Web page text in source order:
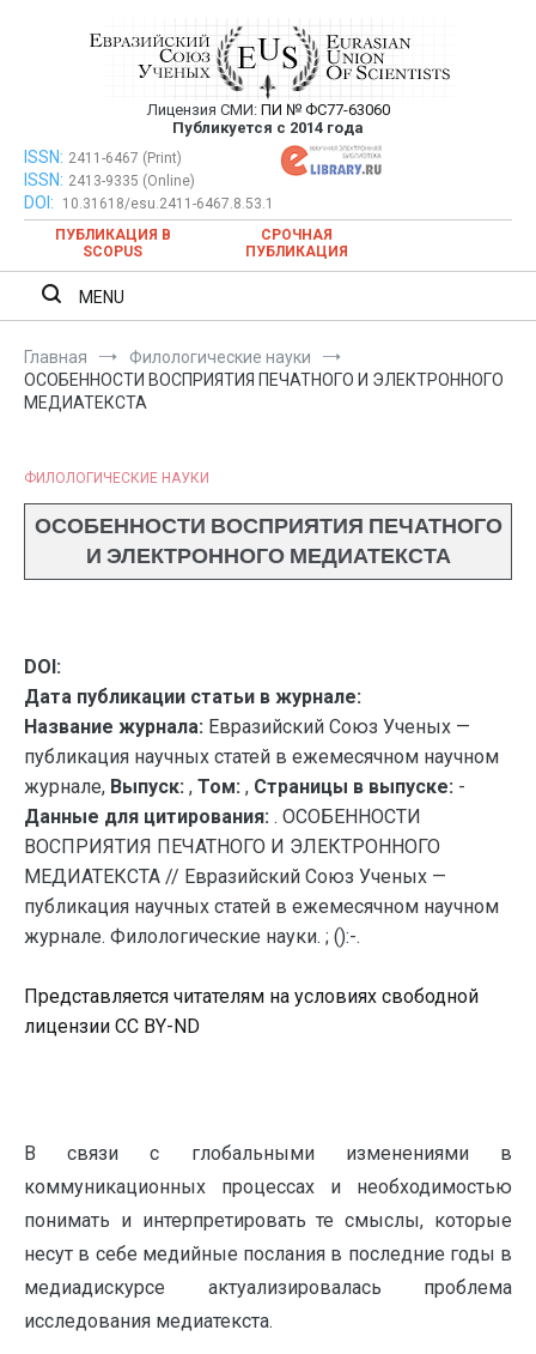
Евразийский Союз Ученых —
публикация научных статей в
ежемесячном научном журнале
Лицензия СМИ: ПИ № ФС77-63060
Публикуется с 2014 года
Евразийский Союз Ученых — публикация научных статей в
ежемесячном научном журнале
ISSN: 2411-6467 (Print)
ISSN: 2413-9335 (Online)
DOI:
10.31618/esu.2411-6467.8.53.1
ПУБЛИКАЦИЯ В
SCOPUS
СРОЧНАЯ
ПУБЛИКАЦИЯ
MENU
Главная
Филологические науки
ОСОБЕННОСТИ ВОСПРИЯТИЯ ПЕЧАТНОГО И ЭЛЕКТРОННОГО
МЕДИАТЕКСТА
ФИЛОЛОГИЧЕСКИЕ НАУКИ
ОСОБЕННОСТИ ВОСПРИЯТИЯ ПЕЧАТНОГО
И ЭЛЕКТРОННОГО МЕДИАТЕКСТА
DOI:
Дата публикации статьи в журнале:
Название журнала: Евразийский Союз Ученых —
публикация научных статей в ежемесячном научном
журнале, Выпуск: , Том: , Страницы в выпуске: -
Данные для цитирования: . ОСОБЕННОСТИ
ВОСПРИЯТИЯ ПЕЧАТНОГО И ЭЛЕКТРОННОГО
МЕДИАТЕКСТА // Евразийский Союз Ученых —
публикация научных статей в ежемесячном научном
журнале. Филологические науки. ; ():-.
Представляется читателям на условиях свободной
лицензии CC BY-ND
В связи с глобальными изменениями в
коммуникационных процессах и необходимостью
понимать и интерпретировать те смыслы, которые
несут в себе медийные послания в последние годы в
медиадискурсе актуализировалась проблема
исследования медиатекста.